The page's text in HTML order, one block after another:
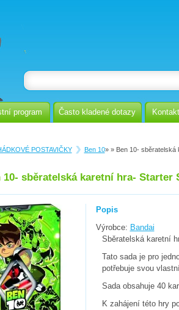
program Často kladené dotazy Kontakt
POSTAVIČKY »
Ben 10 » Ben 10- sběratelská
10- sběratelská karetní hra- Starter
Popis
Výrobce: Bandai
Sběratelská karetní
Tato sada je pro
potřebuje svou
Sada obsahuje 40
K zahájení této hry